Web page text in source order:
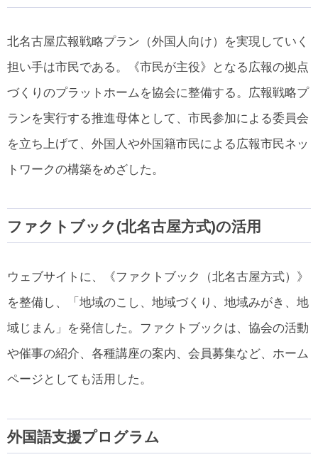
北名古屋広報戦略プラン（外国人向け）を実現していく
担い手は市民である。《市民が主役》となる広報の拠点
づくりのプラットホームを協会に整備する。広報戦略プ
ランを実行する推進母体として、市民参加による委員会
を立ち上げて、外国人や外国籍市民による広報市民ネッ
トワークの構築をめざした。
ファクトブック(北名古屋方式)の活用
ウェブサイトに、《ファクトブック（北名古屋方式）》
を整備し、「地域のこし、地域づくり、地域みがき、地
域じまん」を発信した。ファクトブックは、協会の活動
や催事の紹介、各種講座の案内、会員募集など、ホーム
ページとしても活用した。
外国語支援プログラム